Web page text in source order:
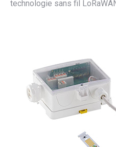
technologie sans fil